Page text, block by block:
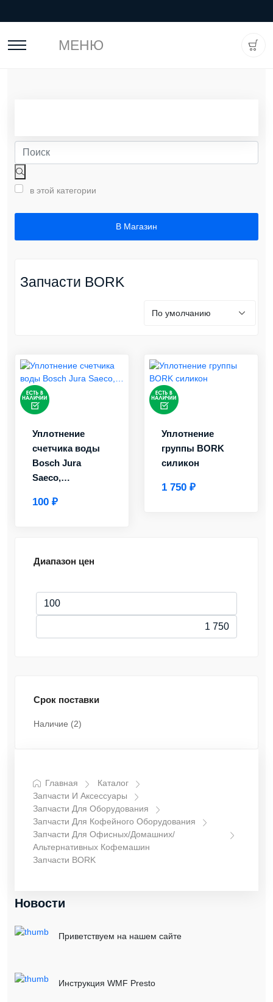
МЕНЮ
в этой категории
В Магазин
Запчасти BORK
Уплотнение
счетчика воды
Bosch Jura
Saeco,…
100 ₽
Уплотнение
группы BORK
силикон
1 750 ₽
Диапазон цен
Срок поставки
Наличие (2)
Главная
Каталог
Запчасти И Аксессуары
Запчасти Для Оборудования
Запчасти Для Кофейного Оборудования
Запчасти Для Офисных/домашних/
Альтернативных Кофемашин
Запчасти BORK
Новости
Приветствуем на нашем сайте
Инструкция WMF Presto